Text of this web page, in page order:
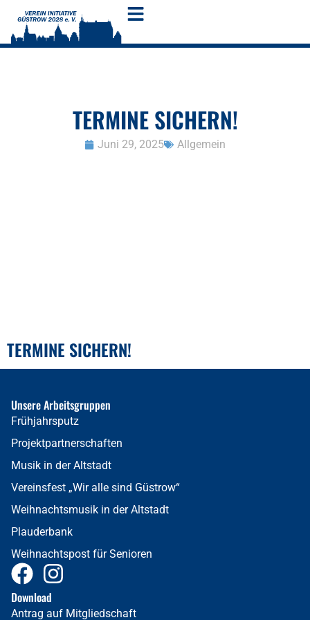
TERMINE SICHERN!
Juni 29, 2025 Allgemein
TERMINE SICHERN!
Unsere Arbeitsgruppen
Frühjahrsputz
Projektpartnerschaften
Musik in der Altstadt
Vereinsfest „Wir alle sind Güstrow“
Weihnachtsmusik in der Altstadt
Plauderbank
Weihnachtspost für Senioren
Download
Antrag auf Mitgliedschaft